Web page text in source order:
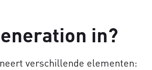
in?
verschillende elementen: